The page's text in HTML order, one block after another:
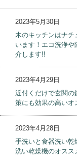
2023年5月30日
木のキッチンはナ
います！エコ洗浄
介します!!
2023年4月29日
近付くだけで玄関の
策にも効果の高いオ
2023年4月28日
手洗いと食器洗い乾
洗い乾燥機のオスス